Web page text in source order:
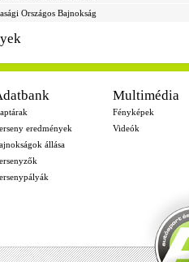
Országos Bajnokság
eredmények
állása
Multimédia
Fényképek
Videók